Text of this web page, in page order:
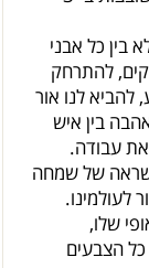
בין כל אבני
להתרחק
להביא לנו אור
בין איש
עבודה.
השראה של שמחה
לעולמינו.
שלו,
כל הצבעים